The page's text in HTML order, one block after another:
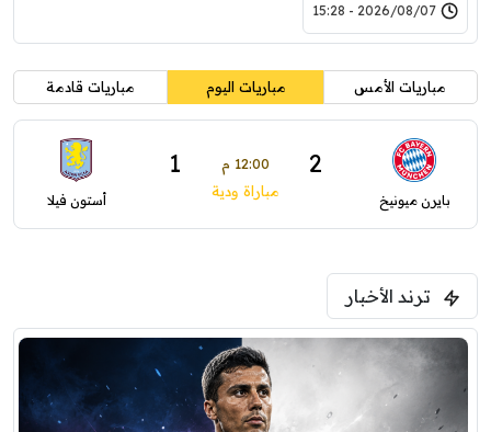
2026/08/07 - 15:28
مباريات الأمس مباريات اليوم مباريات قادمة
بايرن ميونيخ
2 12:00 م 1
مباراة ودية أستون فيلا
ترند الأخبار